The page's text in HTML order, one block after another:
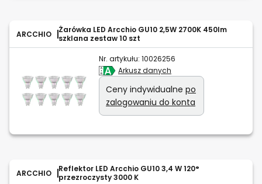
ARCCHIO
Żarówka LED Arcchio GU10 2,5W 2700K 450lm
szklana zestaw 10 szt
Nr. artykułu: 10026256
Arkusz danych
Ceny indywidualne po
zalogowaniu do konta
ARCCHIO
Reflektor LED Arcchio GU10 3,4 W 120°
przezroczysty 3000 K